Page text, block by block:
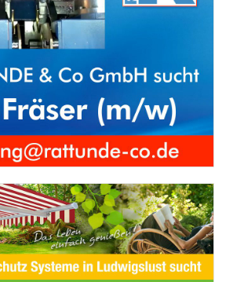
Oktober 2017
Systeme GmbH
& Co. KG
2/2017“